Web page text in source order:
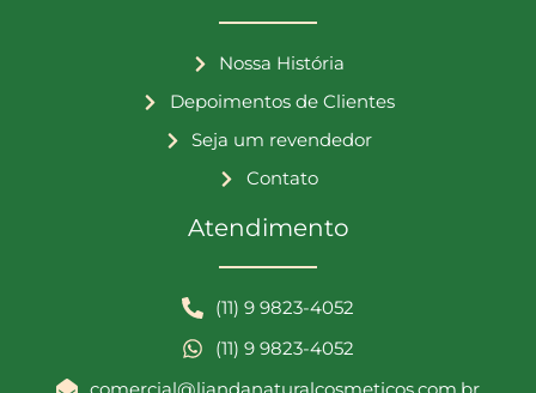
Nossa História
Depoimentos de Clientes
Seja um revendedor
Contato
Atendimento
(11) 9 9823-4052
(11) 9 9823-4052